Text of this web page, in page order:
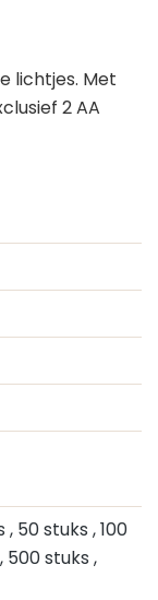
lichtjes. Met
2 AA
, 50 stuks , 100
, 500 stuks ,